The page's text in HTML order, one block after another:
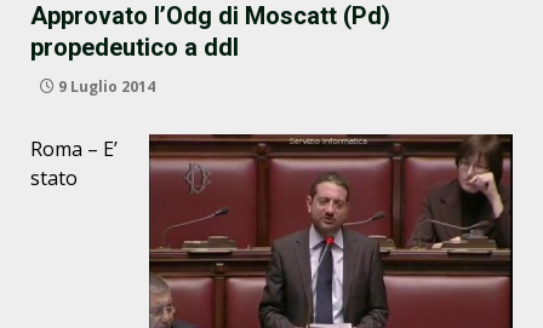
Approvato l’Odg di Moscatt (Pd)
propedeutico a ddl
9 Luglio 2014
Roma – E’
stato